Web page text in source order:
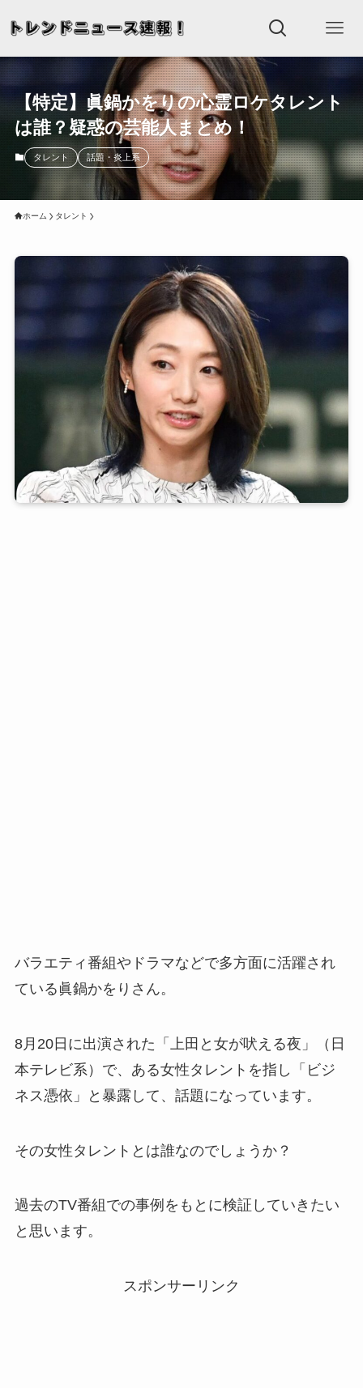
【特定】眞鍋かをりの心霊ロケタレント
は誰？疑惑の芸能人まとめ！
タレント 話題・炎上系
ホーム タレント
バラエティ番組やドラマなどで多方面に活躍され
ている眞鍋かをりさん。
8月20日に出演された「上田と女が吠える夜」（日
本テレビ系）で、ある女性タレントを指し「ビジ
ネス憑依」と暴露して、話題になっています。
その女性タレントとは誰なのでしょうか？
過去のTV番組での事例をもとに検証していきたい
と思います。
スポンサーリンク